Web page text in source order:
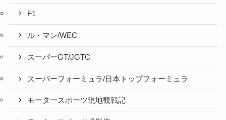
F1
ル・マン/WEC
スーパーGT/JGTC
スーパーフォーミュラ/日本トップフォーミュラ
モータースポーツ現地観戦記